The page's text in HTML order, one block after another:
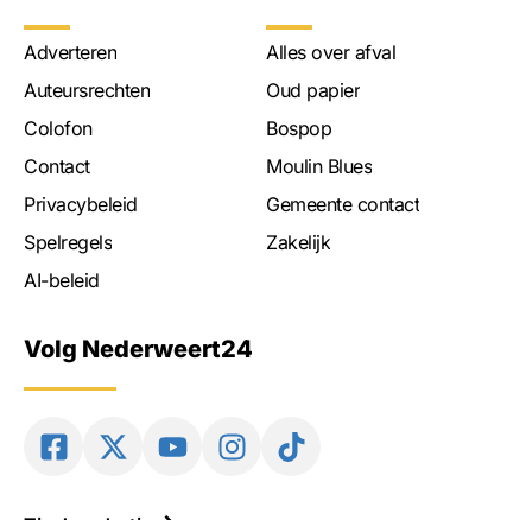
Adverteren
Auteursrechten
Colofon
Contact
Privacybeleid
Spelregels
AI-beleid
Alles over afval
Oud papier
Bospop
Moulin Blues
Gemeente contact
Zakelijk
Volg Nederweert24